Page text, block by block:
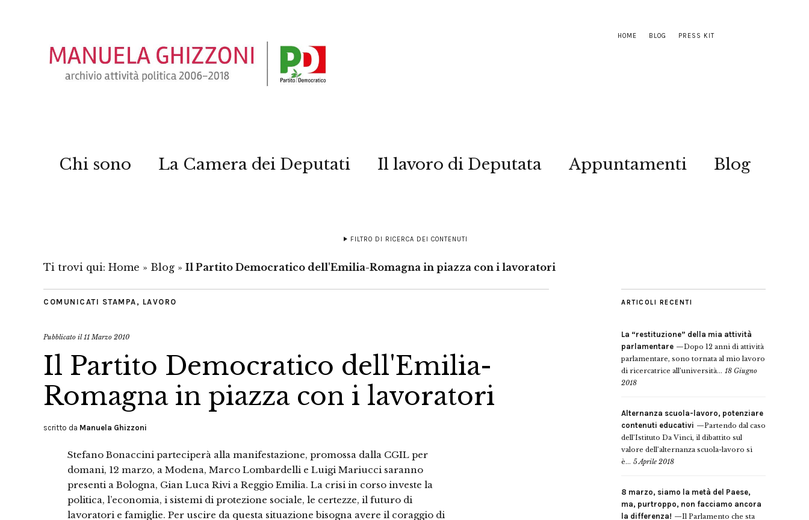
HOME BLOG PRESS KIT
Chi sono La Camera dei Deputati Il lavoro di Deputata Appuntamenti Blog
FILTRO DI RICERCA DEI CONTENUTI
Ti trovi qui: Home » Blog » Il Partito Democratico dell'Emilia-Romagna in piazza con i lavoratori
COMUNICATI STAMPA , LAVORO
Pubblicato il11 Marzo 2010
Il Partito Democratico dell'Emilia-
Romagna in piazza con i lavoratori
scritto da Manuela Ghizzoni
Stefano Bonaccini parteciperà alla manifestazione, promossa dalla CGIL per
domani, 12 marzo, a Modena, Marco Lombardelli e Luigi Mariucci saranno
presenti a Bologna, Gian Luca Rivi a Reggio Emilia. La crisi in corso investe la
politica, l’economia, i sistemi di protezione sociale, le certezze, il futuro di
lavoratori e famiglie. Per uscire da questa situazione bisogna avere il coraggio di
ARTICOLI RECENTI
La “restituzione” della mia attività
parlamentare
Dopo 12 anni di attività
parlamentare, sono tornata al mio lavoro
di ricercatrice all’università... 18 Giugno
2018
Alternanza scuola-lavoro, potenziare
contenuti educativi
Partendo dal caso
dell’Istituto Da Vinci, il dibattito sul
valore dell’alternanza scuola-lavoro si
è... 5 Aprile 2018
8 marzo, siamo la metà del Paese,
ma, purtroppo, non facciamo ancora
la differenza!
Il Parlamento che sta